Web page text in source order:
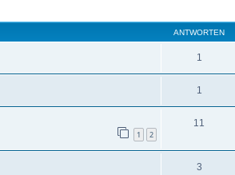
ANTWORTEN
1
1
1 2
11
3